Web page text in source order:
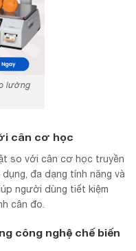
lường
cân cơ học
so với cân cơ học truyền
đa dạng tính năng và
người dùng tiết kiệm
cân đo.
công nghệ chế biến